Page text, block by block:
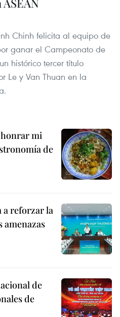
Chinh felicita al equipo de
ganar el Campeonato de
histórico tercer título
Le y Van Thuan en la
mi
de
a reforzar la
amenazas
de
de